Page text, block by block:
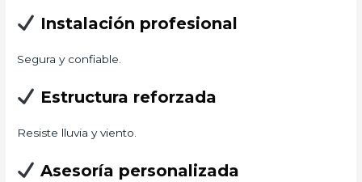
Instalación profesional
Segura y confiable.
Estructura reforzada
Resiste lluvia y viento.
Asesoría personalizada